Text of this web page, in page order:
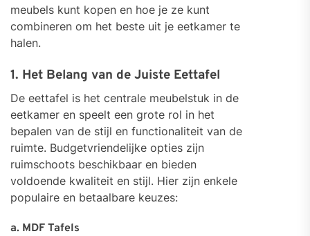
meubels kunt kopen en hoe je ze kunt
combineren om het beste uit je eetkamer te
halen.
1. Het Belang van de Juiste Eettafel
De eettafel is het centrale meubelstuk in de
eetkamer en speelt een grote rol in het
bepalen van de stijl en functionaliteit van de
ruimte. Budgetvriendelijke opties zijn
ruimschoots beschikbaar en bieden
voldoende kwaliteit en stijl. Hier zijn enkele
populaire en betaalbare keuzes:
a. MDF Tafels